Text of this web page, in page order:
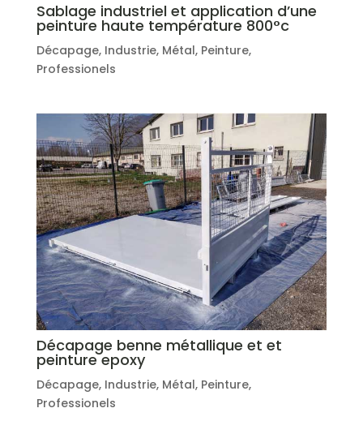
Sablage industriel et application d’une
peinture haute température 800°c
Décapage, Industrie, Métal, Peinture,
Professionels
Décapage benne métallique et et
peinture epoxy
Décapage, Industrie, Métal, Peinture,
Professionels